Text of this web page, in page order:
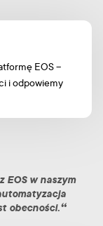
EOS –
i odpowiemy
EOS w naszym
obecności.